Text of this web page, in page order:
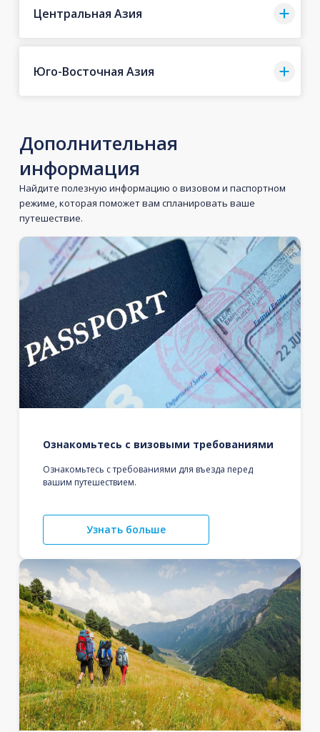
Центральная Азия
Юго-Восточная Азия
Дополнительная
информация
Найдите полезную информацию о визовом и паспортном
режиме, которая поможет вам спланировать ваше
путешествие.
Ознакомьтесь с визовыми требованиями
Ознакомьтесь с требованиями для въезда перед
вашим путешествием.
Узнать больше